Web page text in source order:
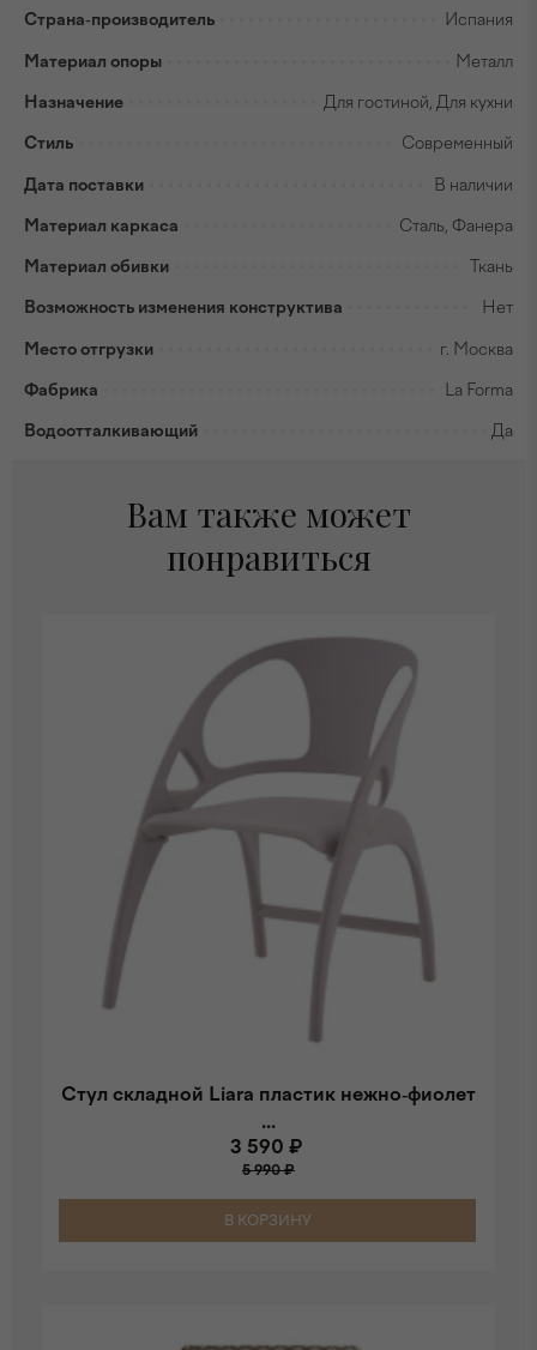
Страна-производитель Испания
Материал опоры Металл
Назначение Для гостиной, Для кухни
Стиль Современный
Дата поставки В наличии
Материал каркаса Сталь, Фанера
Материал обивки Ткань
Возможность изменения конструктива Нет
Место отгрузки г. Москва
Фабрика La Forma
Водоотталкивающий Да
Вам также может
понравиться
Стул складной Liara пластик нежно-фиолет
...
3 590 ₽
5 990 ₽
В КОРЗИНУ